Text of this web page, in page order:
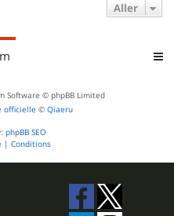
Aller
Software © phpBB Limited
officielle © Qiaeru
phpBB SEO
| Conditions